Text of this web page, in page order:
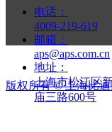
精益管配件 >
电话：
4009-219-619
邮箱：
aps@aps.com.cn
地址：
上海市松江区
庙三路600号
版权所有 © 上海比